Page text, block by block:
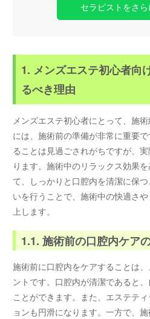
セラピストをさ
1. メンズエステ初心者向
るべき理由
メンズエステ初心者にとって、施
には、施術前の準備が非常に重要
ることは見過ごされがちですが、
ります。施術中のリラックス効果
て、しっかりと口腔内を清潔に保
いを行うことで、施術中の快適さ
上します。
1.1. 施術前の口腔内ケア
施術前に口腔内をケアすることは
ントです。口腔内が清潔であると
ことができます。また、エステテ
ョンも円滑になります。一方で、